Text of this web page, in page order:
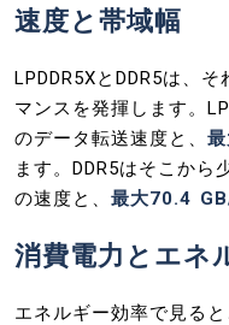
速度と帯域幅
LPDDR5XとDDR5は、
マンスを発揮します。
のデータ転送速度と、
ます。DDR5はそこから
の速度と、 最大70.4
消費電力とエネ
エネルギー効率で見る